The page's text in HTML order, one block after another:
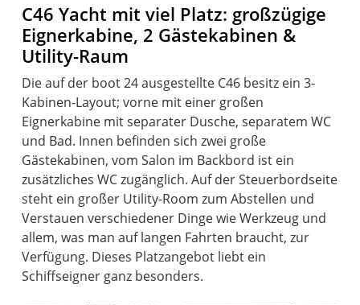
C46 Yacht mit viel Platz: großzügige
Eignerkabine, 2 Gästekabinen &
Utility-Raum
Die auf der boot 24 ausgestellte C46 besitz ein 3-
Kabinen-Layout; vorne mit einer großen
Eignerkabine mit separater Dusche, separatem WC
und Bad. Innen befinden sich zwei große
Gästekabinen, vom Salon im Backbord ist ein
zusätzliches WC zugänglich. Auf der Steuerbordseite
steht ein großer Utility-Room zum Abstellen und
Verstauen verschiedener Dinge wie Werkzeug und
allem, was man auf langen Fahrten braucht, zur
Verfügung. Dieses Platzangebot liebt ein
Schiffseigner ganz besonders.